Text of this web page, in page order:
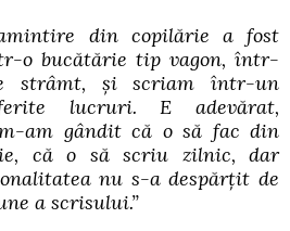
din copilărie a fost
o bucătărie tip vagon, într-
strâmt, și scriam într-un
lucruri. E adevărat,
am gândit că o să fac din
că o să scriu zilnic, dar
nu s-a despărțit de
a scrisului.”